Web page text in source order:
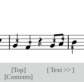
[Top]
[Contents]
[Text >> ]